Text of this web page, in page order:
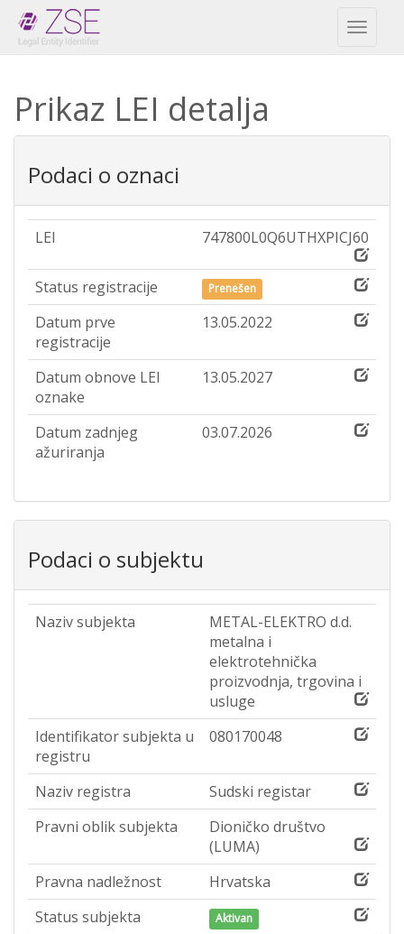
Toggle
Prikaz LEI detalja
Podaci o oznaci
LEI 747800L0Q6UTHXPICJ60
Status registracije Prenešen
Datum prve
registracije
13.05.2022
Datum obnove LEI
oznake
13.05.2027
Datum zadnjeg
ažuriranja
03.07.2026
Podaci o subjektu
Naziv subjekta
METAL-ELEKTRO d.d.
metalna i
elektrotehnička
proizvodnja, trgovina i
usluge
Identifikator subjekta u
registru
080170048
Naziv registra
Sudski registar
Pravni oblik subjekta
Dioničko društvo
(LUMA)
Pravna nadležnost
Hrvatska
Status subjekta
Aktivan